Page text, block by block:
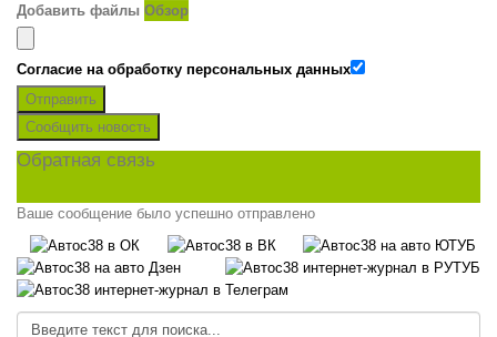
Добавить файлы Обзор
Согласие на обработку персональных данных
Отправить
Сообщить новость
Обратная связь
Ваше сообщение было успешно отправлено